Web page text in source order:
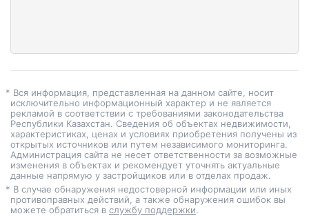
* Вся информация, представленная на данном сайте, носит
исключительно информационный характер и не является
рекламой в соответствии с требованиями законодательства
Республики Казахстан. Сведения об объектах недвижимости,
характеристиках, ценах и условиях приобретения получены из
открытых источников или путем независимого мониторинга.
Администрация сайта не несет ответственности за возможные
изменения в объектах и рекомендует уточнять актуальные
данные напрямую у застройщиков или в отделах продаж.
* В случае обнаружения недостоверной информации или иных
противоправных действий, а также обнаружения ошибок вы
можете обратиться в службу поддержки.